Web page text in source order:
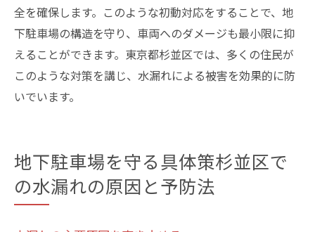
全を確保します。このような初動対応をすることで、地
下駐車場の構造を守り、車両へのダメージも最小限に抑
えることができます。東京都杉並区では、多くの住民が
このような対策を講じ、水漏れによる被害を効果的に防
いでいます。
地下駐車場を守る具体策杉並区で
の水漏れの原因と予防法